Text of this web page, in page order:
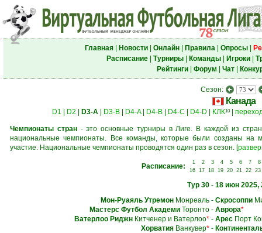
Главная| Новости| Онлайн| Правила| Опросы|
Расписание| Турниры| Команды| Игроки|
Рейтинги| Форум Чат|
Сезон:
Канада
D1 D2 D3-A| D3-B| D4-A| D4-B| D4-C D4-D КЛК10|
Чемпионаты стран- это основные турниры в Лиге. В каждой из
национальные чемпионаты. Все команды, которые были созданы на
участие. Национальные чемпионаты проводятся один раз в сезон. [
Расписание: 1 2 3 4 5 6 7
8
16
17 18 19 20 21 22 23
Тур 30- 18 июн 2025,
Мон-Руаяль УтремонМонреаль- Скросоппи
Мастерс Футбол АкадемиТоронто- Аврора*
Ватерлоо РиджнКитченер и Ватерлоо*- АресПорт
ХорватияВанкувер*-